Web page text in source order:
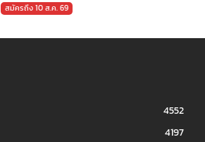
สมัครถึง 10 ส.ค. 69
4552
4197